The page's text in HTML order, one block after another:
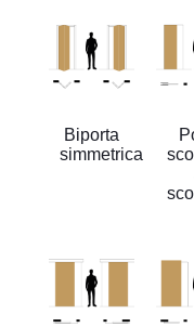
Biporta
simmetrica